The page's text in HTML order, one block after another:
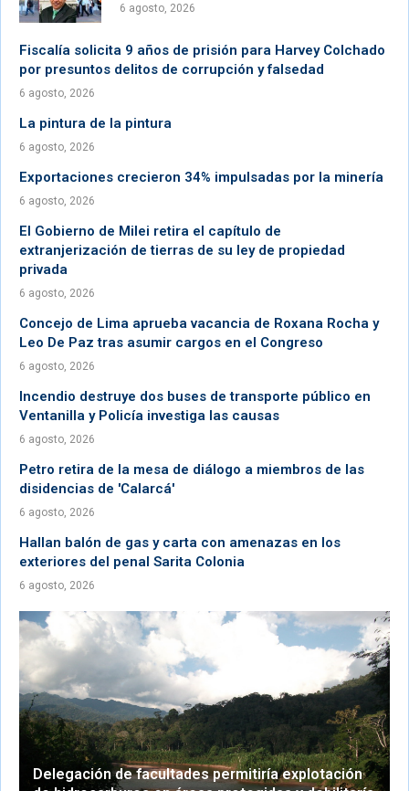
6 agosto, 2026
Fiscalía solicita 9 años de prisión para Harvey Colchado
por presuntos delitos de corrupción y falsedad
6 agosto, 2026
La pintura de la pintura
6 agosto, 2026
Exportaciones crecieron 34% impulsadas por la minería
6 agosto, 2026
El Gobierno de Milei retira el capítulo de
extranjerización de tierras de su ley de propiedad
privada
6 agosto, 2026
Concejo de Lima aprueba vacancia de Roxana Rocha y
Leo De Paz tras asumir cargos en el Congreso
6 agosto, 2026
Incendio destruye dos buses de transporte público en
Ventanilla y Policía investiga las causas
6 agosto, 2026
Petro retira de la mesa de diálogo a miembros de las
disidencias de 'Calarcá'
6 agosto, 2026
Hallan balón de gas y carta con amenazas en los
exteriores del penal Sarita Colonia
6 agosto, 2026
Delegación de facultades permitiría explotación